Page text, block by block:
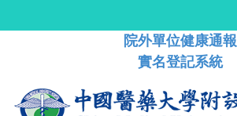
院外單位健康通報
實名登記系統